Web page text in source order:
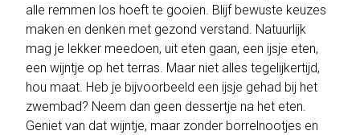
alle remmen los hoeft te gooien. Blijf bewuste keuzes
maken en denken met gezond verstand. Natuurlijk
mag je lekker meedoen, uit eten gaan, een ijsje eten,
een wijntje op het terras. Maar niet alles tegelijkertijd,
hou maat. Heb je bijvoorbeeld een ijsje gehad bij het
zwembad? Neem dan geen dessertje na het eten.
Geniet van dat wijntje, maar zonder borrelnootjes en